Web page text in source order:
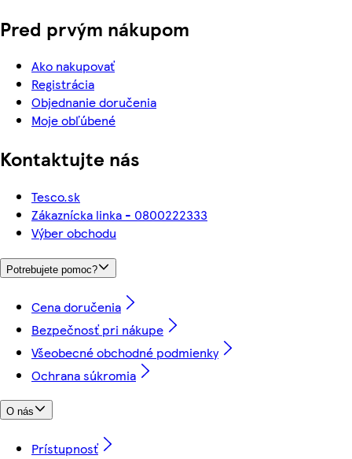
Pred prvým nákupom
Ako nakupovať
Registrácia
Objednanie doručenia
Moje obľúbené
Kontaktujte nás
Tesco.sk
Zákaznícka linka - 0800222333
Výber obchodu
Potrebujete pomoc?
Cena doručenia
Bezpečnosť pri nákupe
Všeobecné obchodné podmienky
Ochrana súkromia
O nás
Prístupnosť